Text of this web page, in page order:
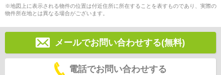
※地図上に表示される物件の位置は付近住所に所在することを表すものであり、実際の
物件所在地とは異なる場合がございます。
メールでお問い合わせする(無料)
電話でお問い合わせする